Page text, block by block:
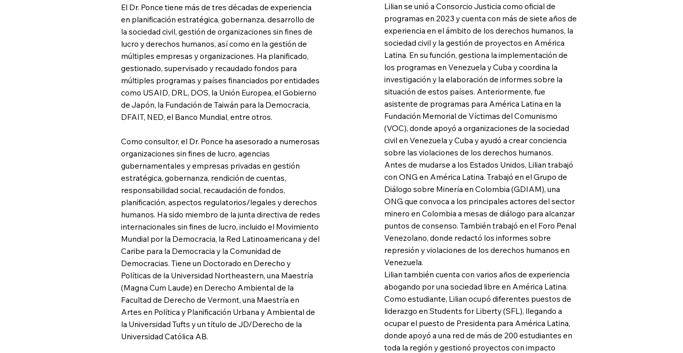
El Dr. Ponce tiene más de tres décadas de experiencia
en planificación estratégica, gobernanza, desarrollo de
la sociedad civil, gestión de organizaciones sin fines de
lucro y derechos humanos, así como en la gestión de
múltiples empresas y organizaciones. Ha planificado,
gestionado, supervisado y recaudado fondos para
múltiples programas y países financiados por entidades
como USAID, DRL, DOS, la Unión Europea, el Gobierno
de Japón, la Fundación de Taiwán para la Democracia,
DFAIT, NED, el Banco Mundial, entre otros.
Como consultor, el Dr. Ponce ha asesorado a numerosas
organizaciones sin fines de lucro, agencias
gubernamentales y empresas privadas en gestión
estratégica, gobernanza, rendición de cuentas,
responsabilidad social, recaudación de fondos,
planificación, aspectos regulatorios/legales y derechos
humanos. Ha sido miembro de la junta directiva de redes
internacionales sin fines de lucro, incluido el Movimiento
Mundial por la Democracia, la Red Latinoamericana y del
Caribe para la Democracia y la Comunidad de
Democracias. Tiene un Doctorado en Derecho y
Políticas de la Universidad Northeastern, una Maestría
(Magna Cum Laude) en Derecho Ambiental de la
Facultad de Derecho de Vermont, una Maestría en
Artes en Política y Planificación Urbana y Ambiental de
la Universidad Tufts y un título de JD/Derecho de la
Universidad Católica AB.
Lilian se unió a Consorcio Justicia como oficial de
programas en 2023 y cuenta con más de siete años de
experiencia en el ámbito de los derechos humanos, la
sociedad civil y la gestión de proyectos en América
Latina. En su función, gestiona la implementación de
los programas en Venezuela y Cuba y coordina la
investigación y la elaboración de informes sobre la
situación de estos países. Anteriormente, fue
asistente de programas para América Latina en la
Fundación Memorial de Víctimas del Comunismo
(VOC), donde apoyó a organizaciones de la sociedad
civil en Venezuela y Cuba y ayudó a crear conciencia
sobre las violaciones de los derechos humanos.
Antes de mudarse a los Estados Unidos, Lilian trabajó
con ONG en América Latina. Trabajó en el Grupo de
Diálogo sobre Minería en Colombia (GDIAM), una
ONG que convoca a los principales actores del sector
minero en Colombia a mesas de diálogo para alcanzar
puntos de consenso. También trabajó en el Foro Penal
Venezolano, donde redactó los informes sobre
represión y violaciones de los derechos humanos en
Venezuela.
Lilian también cuenta con varios años de experiencia
abogando por una sociedad libre en América Latina.
Como estudiante, Lilian ocupó diferentes puestos de
liderazgo en Students for Liberty (SFL), llegando a
ocupar el puesto de Presidenta para América Latina,
donde apoyó a una red de más de 200 estudiantes en
toda la región y gestionó proyectos con impacto